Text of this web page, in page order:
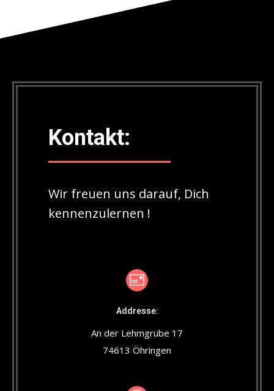
Kontakt:
Wir freuen uns darauf, Dich
kennenzulernen !
Addresse:
An der Lehmgrube 17
74613 Öhringen